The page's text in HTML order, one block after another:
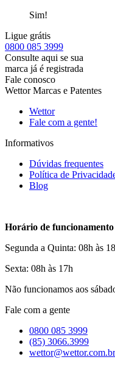
Sim!
Ligue grátis
0800 085 3999
Consulte aqui se sua
marca já é registrada
Fale conosco
Wettor Marcas e Patentes
Wettor
Fale com a gente!
Informativos
Dúvidas frequentes
Política de
Blog
Horário de funcionamento
Segunda a Quinta: 08h às
Sexta: 08h às 17h
Não funcionamos aos
Fale com a gente
0800 085 3999
(85) 3066.3999
wettor@wettor.com.br